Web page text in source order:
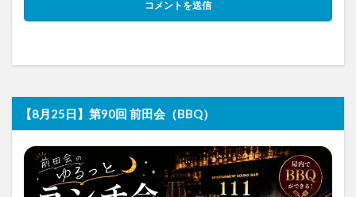
【8月25日】第90回 前田会（BBQ）